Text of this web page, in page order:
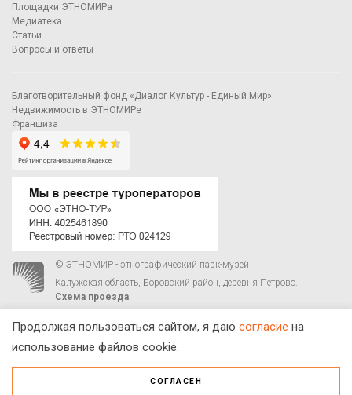
Площадки ЭТНОМИРа
Медиатека
Статьи
Вопросы и ответы
Благотворительный фонд «Диалог Культур - Единый Мир»
Недвижимость в ЭТНОМИРе
Франшиза
© ЭТНОМИР - этнографический парк-музей
Калужская область, Боровский район, деревня Петрово.
Схема проезда
Продолжая пользоваться сайтом, я даю согласие на
использование файлов cookie.
СОГЛАСЕН